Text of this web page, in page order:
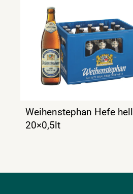
Weihenstephan Hefe hell
20×0,5lt